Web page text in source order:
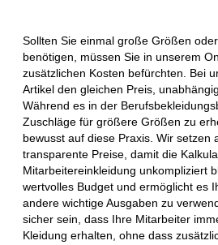
Sollten Sie einmal große Größen
benötigen, müssen Sie in unserem
zusätzlichen Kosten befürchten. Bei
Artikel den gleichen Preis,
Während es in der
Zuschläge für größere Größen zu
bewusst auf diese Praxis. Wir setzen
transparente Preise, damit die
Mitarbeitereinkleidung unkompliziert
wertvolles Budget und ermöglicht es
andere wichtige Ausgaben zu
sicher sein, dass Ihre Mitarbeiter
Kleidung erhalten, ohne dass